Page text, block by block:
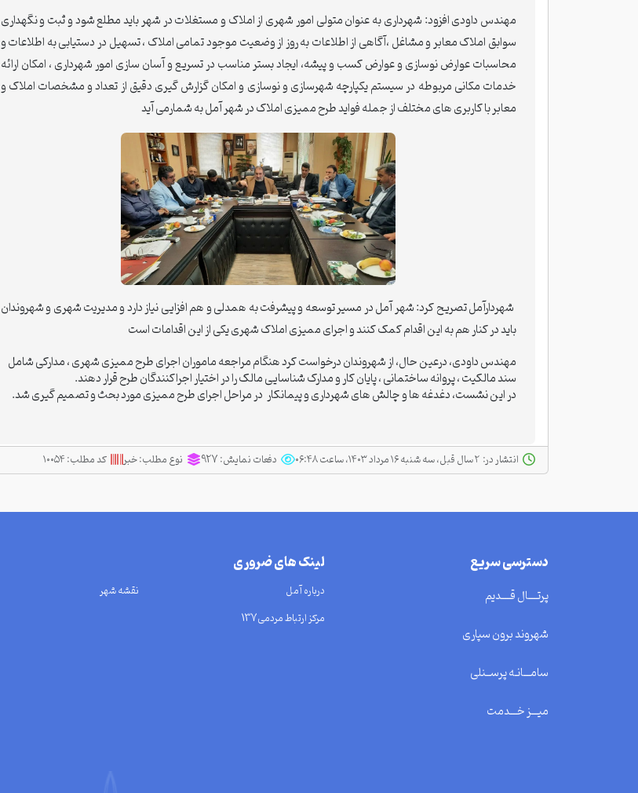
مهندس داودی افزود: شهرداری به عنوان متولی امور شهری از املاک و مستغلات در شهر باید مطلع شود و ثبت و نگهداری
سوابق املاک معابر و مشاغل ،آگاهی از اطلاعات به روز از وضعیت موجود تمامی املاک ، تسهیل در دستیابی به اطلاعات و
محاسبات عوارض نوسازی و عوارض کسب و پیشه، ایجاد بستر مناسب در تسریع و آسان سازی امور شهرداری ، امکان ارائه
خدمات مکانی مربوطه در سیستم یکپارچه شهرسازی و نوسازی و امکان گزارش گیری دقیق از تعداد و مشخصات املاک و
معابر با کاربری های مختلف از جمله فواید طرح ممیزی املاک در شهر آمل به شمارمی آید
شهردارآمل تصریح کرد: شهر آمل در مسیر توسعه و پیشرفت به همدلی و هم افزایی نیاز دارد و مدیریت شهری و شهروندان
باید در کنار هم به این اقدام کمک کنند و اجرای ممیزی املاک شهری یکی از این اقدامات است
مهندس داودی، درعین حال، از شهروندان درخواست کرد هنگام مراجعه ماموران اجرای طرح ممیزی شهری ، مدارکی شامل
سند مالکیت ، پروانه ساختمانی ، پایان کار و مدارک شناسایی مالک را در اختیار اجراکنندگان طرح قرار دهند.
در این نشست، دغدغه ها و چالش های شهرداری و پیمانکار در مراحل اجرای طرح ممیزی مورد بحث و تصمیم گیری شد.
انتشار در: دفعات نمایش:927 نوع مطلب:خبر کد مطلب:۱۰۰۵۴
دسترسی سریع
پرتــــال قــــدیم
شهروند برون سپاری
سامـــانـه پرســنلی
میـــز خـــدمت
لینک های ضروری
درباره آمل
نقشه شهر
مرکز ارتباط مردمی137